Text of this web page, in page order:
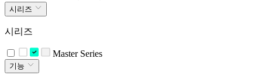
시리즈
시리즈
Master Series
기능